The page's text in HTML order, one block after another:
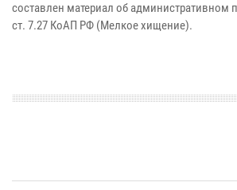
составлен материал об административном
ст. 7.27 КоАП РФ (Мелкое хищение).